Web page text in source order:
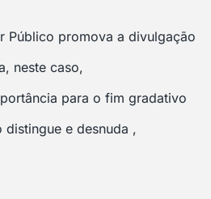
Público promova a divulgação
neste caso,
para o fim gradativo
e desnuda ,